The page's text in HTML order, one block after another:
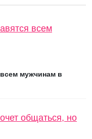
мужчинам в